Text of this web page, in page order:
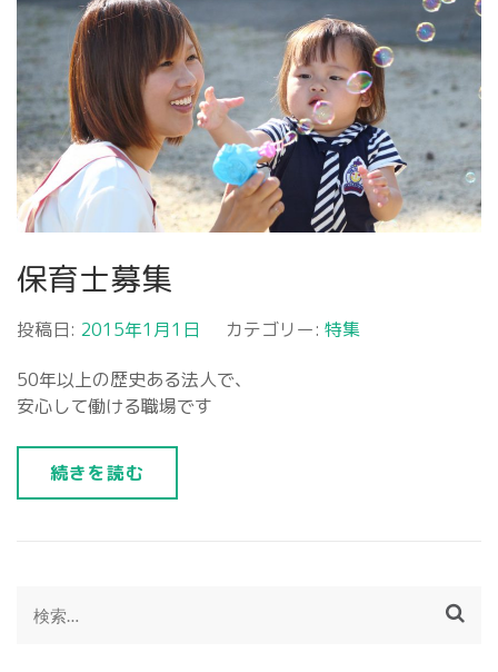
保育士募集
投稿日: 2015年1月1日 カテゴリー: 特集
50年以上の歴史ある法人で、
安心して働ける職場です
続きを読む
検